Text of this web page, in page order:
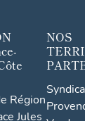
Région
Jules
NOS